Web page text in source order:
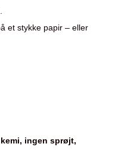
et stykke papir – eller
ingen sprøjt,